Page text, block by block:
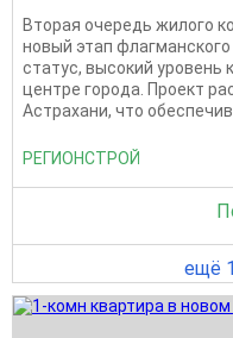
Вторая очередь жилого
новый этап
статус, высокий
центре города. Проект
Астрахани, что
РЕГИОНСТРОЙ
ещё